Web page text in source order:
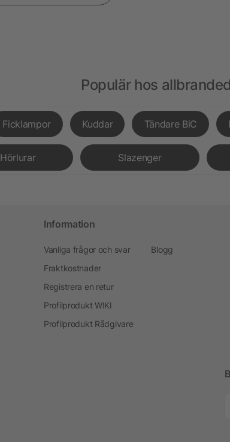
Populär hos allbranded
Ficklampor Kuddar Tändare BiC
Hörlurar Slazenger
Information
Vanliga frågor och svar
Fraktkostnader
Registrera en retur
Profilprodukt WIKI
Profilprodukt Rådgivare
Blogg